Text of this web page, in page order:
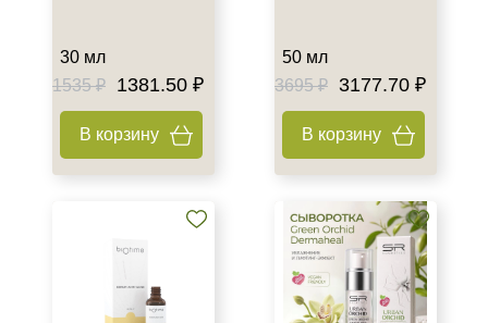
Класс косметики
Профессиональная
Тип кожи
30 мл
1535 ₽
1381.50 ₽
В корзину
50 мл
3695 ₽
3177.70 ₽
В корзину